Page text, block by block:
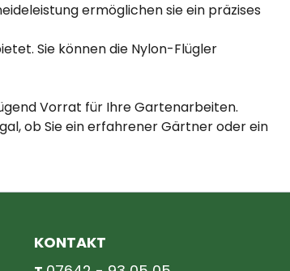
ermöglichen sie ein präzises
Sie können die Nylon-Flügler
Vorrat für Ihre Gartenarbeiten.
ob Sie ein erfahrener Gärtner oder ein
KONTAKT